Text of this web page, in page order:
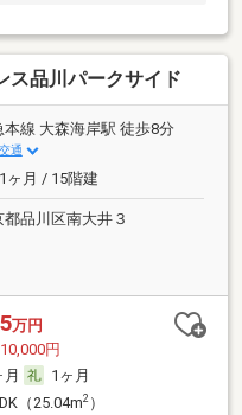
ス品川パークサイド
本線 大森海岸駅 徒歩8分
通
ヶ月 / 15階建
都品川区南大井３
万円
円
月
1ヶ月
（25.04m2）